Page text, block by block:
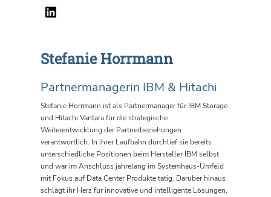
Stefanie Horrmann
Partnermanagerin IBM & Hitachi
Stefanie Horrmann ist als Partnermanager für IBM Storage
und Hitachi Vantara für die strategische
Weiterentwicklung der Partnerbeziehungen
verantwortlich. In ihrer Laufbahn durchlief sie bereits
unterschiedliche Positionen beim Hersteller IBM selbst
und war im Anschluss jahrelang im Systemhaus-Umfeld
mit Fokus auf Data Center Produkte tätig. Darüber hinaus
schlägt ihr Herz für innovative und intelligente Lösungen,